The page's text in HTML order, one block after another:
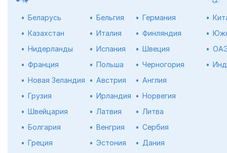
Беларусь Бельгия
Германия
Казахстан
Италия
Финляндия
Нидерланды
Испания
Швеция
Франция
Польша
Черногория
Новая Зеландия
Австрия
Англия
Грузия
Ирландия
Норвегия
Швейцария
Латвия
Литва
Болгария
Венгрия
Сербия
Греция
Эстония
Дания